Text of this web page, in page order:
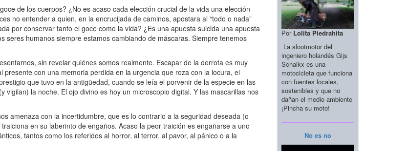
de los cuerpos? ¿No es acaso cada elección crucial de la vida una elección
no entender a quien, en la encrucijada de caminos, apostara al “todo o nada”
por conservar tanto el goce como la vida? ¿Es una apuesta suicida una apuesta
seres humanos siempre estamos cambiando de máscaras. Siempre tenemos
sin revelar quiénes somos realmente. Escapar de la derrota es muy
con una memoria perdida en la urgencia que roza con la locura, el
que tuvo en la antigüedad, cuando se leía el porvenir de la especie en las
la noche. El ojo divino es hoy un microscopio digital. Y las mascarillas nos
amenaza con la incertidumbre, que es lo contrario a la seguridad deseada (o
en su laberinto de engaños. Acaso la peor traición es engañarse a uno
tantos como los referidos al horror, al terror, al pavor, al pánico o a la
Por Lolita Piedrahita
La slootmotor del
ingeniero holandés Gijs
Schalkx es una
motocicleta que funciona
con fuentes locales,
sostenibles y que no
dañan el medio ambiente
¡Pincha su moto!
No es no